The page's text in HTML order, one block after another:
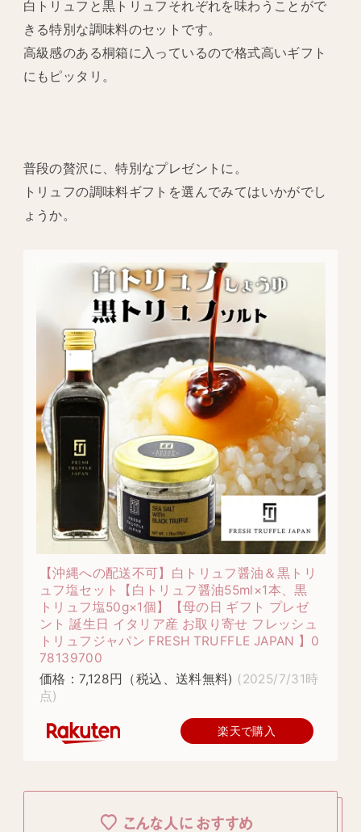
白トリュフと黒トリュフそれぞれを味わうことがで
きる特別な調味料のセットです。
高級感のある桐箱に入っているので格式高いギフト
にもピッタリ。
普段の贅沢に、特別なプレゼントに。
トリュフの調味料ギフトを選んでみてはいかがでし
ょうか。
【沖縄への配送不可】白トリュフ醤油＆黒トリ
ュフ塩セット【白トリュフ醤油55ml×1本、黒
トリュフ塩50g×1個】【母の日 ギフト プレゼ
ント 誕生日 イタリア産 お取り寄せ フレッシュ
トリュフジャパン FRESH TRUFFLE JAPAN 】0
78139700
価格：7,128円（税込、送料無料) (2025/7/31時
点)
楽天で購入
こんな人におすすめ